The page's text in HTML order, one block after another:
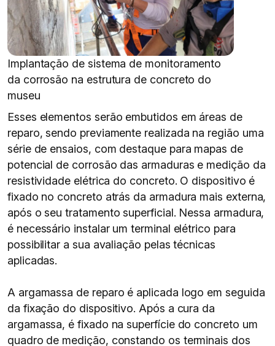
Implantação de sistema de monitoramento
da corrosão na estrutura de concreto do
museu
Esses elementos serão embutidos em áreas de
reparo, sendo previamente realizada na região uma
série de ensaios, com destaque para mapas de
potencial de corrosão das armaduras e medição da
resistividade elétrica do concreto. O dispositivo é
fixado no concreto atrás da armadura mais externa,
após o seu tratamento superficial. Nessa armadura,
é necessário instalar um terminal elétrico para
possibilitar a sua avaliação pelas técnicas
aplicadas.
A argamassa de reparo é aplicada logo em seguida
da fixação do dispositivo. Após a cura da
argamassa, é fixado na superfície do concreto um
quadro de medição, constando os terminais dos